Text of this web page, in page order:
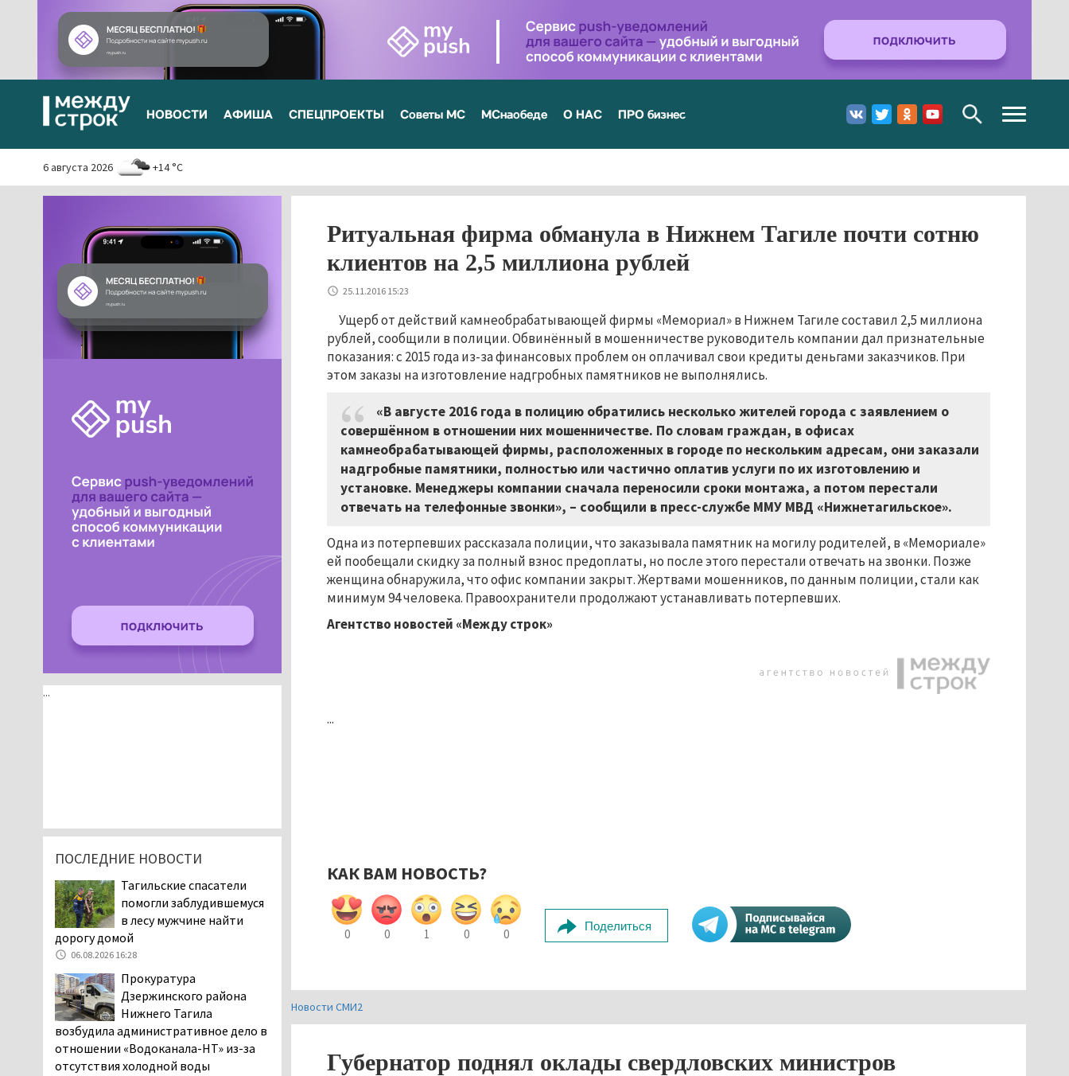
НОВОСТИ АФИША СПЕЦПРОЕКТЫ Советы МС МСнаобеде О НАС ПРО бизнес
Toggle
navigation
6 августа 2026 +14 °C
Ритуальная фирма обманула в Нижнем Тагиле почти сотню
клиентов на 2,5 миллиона рублей
25.11.2016 15:23
Ущерб от действий камнеобрабатывающей фирмы «Мемориал» в Нижнем Тагиле составил 2,5 миллиона
рублей, сообщили в полиции. Обвинённый в мошенничестве руководитель компании дал признательные
показания: с 2015 года из-за финансовых проблем он оплачивал свои кредиты деньгами заказчиков. При
этом заказы на изготовление надгробных памятников не выполнялись.
«В августе 2016 года в полицию обратились несколько жителей города с заявлением о
совершённом в отношении них мошенничестве. По словам граждан, в офисах
камнеобрабатывающей фирмы, расположенных в городе по нескольким адресам, они заказали
надгробные памятники, полностью или частично оплатив услуги по их изготовлению и
установке. Менеджеры компании сначала переносили сроки монтажа, а потом перестали
отвечать на телефонные звонки», – сообщили в пресс-службе ММУ МВД «Нижнетагильское».
Одна из потерпевших рассказала полиции, что заказывала памятник на могилу родителей, в «Мемориале»
ей пообещали скидку за полный взнос предоплаты, но после этого перестали отвечать на звонки. Позже
женщина обнаружила, что офис компании закрыт. Жертвами мошенников, по данным полиции, стали как
минимум 94 человека. Правоохранители продолжают устанавливать потерпевших.
Агентство новостей «Между строк»
...
КАК ВАМ НОВОСТЬ?
0 0 1 0 0
Поделиться
Новости СМИ2
Губернатор поднял оклады свердловских министров
...
ПОСЛЕДНИЕ НОВОСТИ
Тагильские спасатели
помогли заблудившемуся
в лесу мужчине найти
дорогу домой
06.08.2026 16:28
Прокуратура
Дзержинского района
Нижнего Тагила
возбудила административное дело в
отношении «Водоканала-НТ» из-за
отсутствия холодной воды